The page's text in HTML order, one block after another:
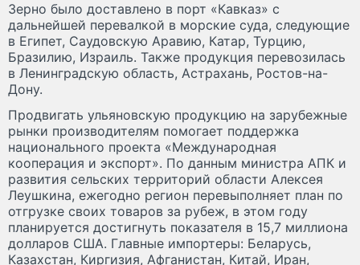
Зерно было доставлено в порт «Кавказ» с
дальнейшей перевалкой в морские суда, следующие
в Египет, Саудовскую Аравию, Катар, Турцию,
Бразилию, Израиль. Также продукция перевозилась
в Ленинградскую область, Астрахань, Ростов-на-
Дону.
Продвигать ульяновскую продукцию на зарубежные
рынки производителям помогает поддержка
национального проекта «Международная
кооперация и экспорт». По данным министра АПК и
развития сельских территорий области Алексея
Леушкина, ежегодно регион перевыполняет план по
отгрузке своих товаров за рубеж, в этом году
планируется достигнуть показателя в 15,7 миллиона
долларов США. Главные импортеры: Беларусь,
Казахстан, Киргизия, Афганистан, Китай, Иран,